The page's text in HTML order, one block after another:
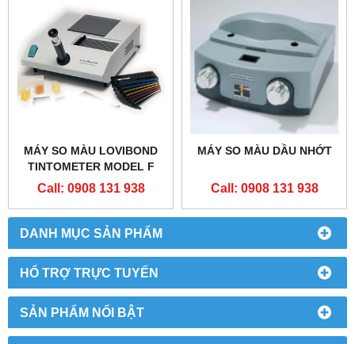
DANH MỤC SẢN PHẨM
HỔ TRỢ TRỰC TUYẾN
SẢN PHẨM NỔI BẬT
MÁY SO MÀU LOVIBOND
TINTOMETER MODEL F
Call: 0908 131 938
MÁY SO MÀU DẦU NHỚT
Call: 0908 131 938